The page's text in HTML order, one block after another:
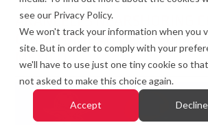
see our Privacy Policy.
We won't track your information when you
site. But in order to comply with your
we'll have to use just one tiny cookie so
not asked to make this choice again.
Accept Decline
ARANCELES NEARSHORING
OPORTUNIDAD DE
MÉXICO